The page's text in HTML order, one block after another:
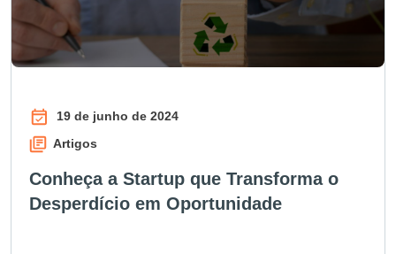
19 de junho de 2024
Artigos
Conheça a Startup que Transforma o
Desperdício em Oportunidade